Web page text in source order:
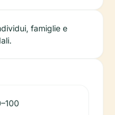
famiglie e